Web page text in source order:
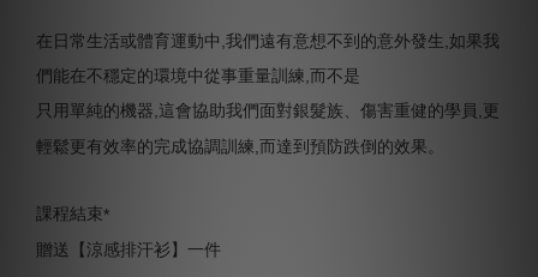
在日常生活或體育運動中,我們遠有意想不到的意外發生,如果我
們能在不穩定的環境中從事重量訓練,而不是
只用單純的機器,這會協助我們面對銀髮族、傷害重健的學員,更
輕鬆更有效率的完成協調訓練,而達到預防跌倒的效果。
課程結束*
贈送【涼感排汗衫】一件